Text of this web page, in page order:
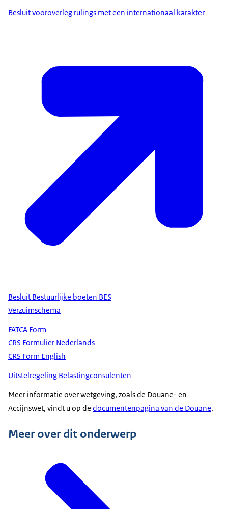
Besluit vooroverleg rulings met een internationaal karakter
Besluit Bestuurlijke boeten BES
Verzuimschema
FATCA Form
CRS Formulier Nederlands
CRS Form English
Uitstelregeling Belastingconsulenten
Meer informatie over wetgeving, zoals de Douane- en
Accijnswet, vindt u op de documentenpagina van de Douane.
Meer over dit onderwerp